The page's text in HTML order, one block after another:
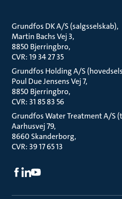
Grundfos DK A/S (salgsselskab)
Martin Bachs Vej 3
8850 Bjerringbro
CVR: 19 34 27 35
Grundfos Holding A/S
Poul Due Jensens Vej 7
8850 Bjerringbro
CVR: 31 85 83 56
Grundfos Water Treatment A/S
Aarhusvej 79
8660 Skanderborg
CVR: 39 17 65 13